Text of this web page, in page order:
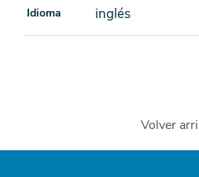
Idioma inglés
Volver